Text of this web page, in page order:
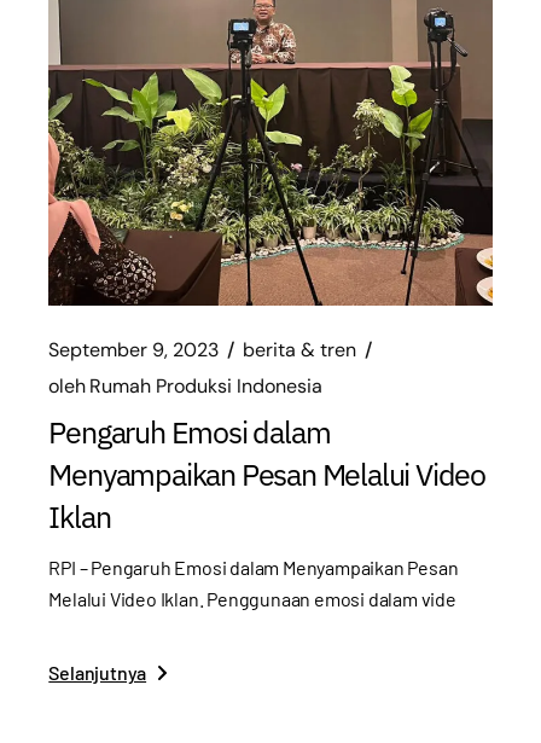
September 9, 2023
berita & tren
olehRumah Produksi Indonesia
Pengaruh Emosi dalam
Menyampaikan Pesan Melalui Video
Iklan
RPI – Pengaruh Emosi dalam Menyampaikan Pesan
Melalui Video Iklan. Penggunaan emosi dalam vide
Selanjutnya